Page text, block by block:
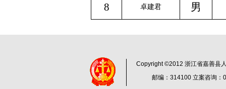
8
卓建君 男
Copyright ©2012 浙江省嘉善县
邮编：314100 立案咨询